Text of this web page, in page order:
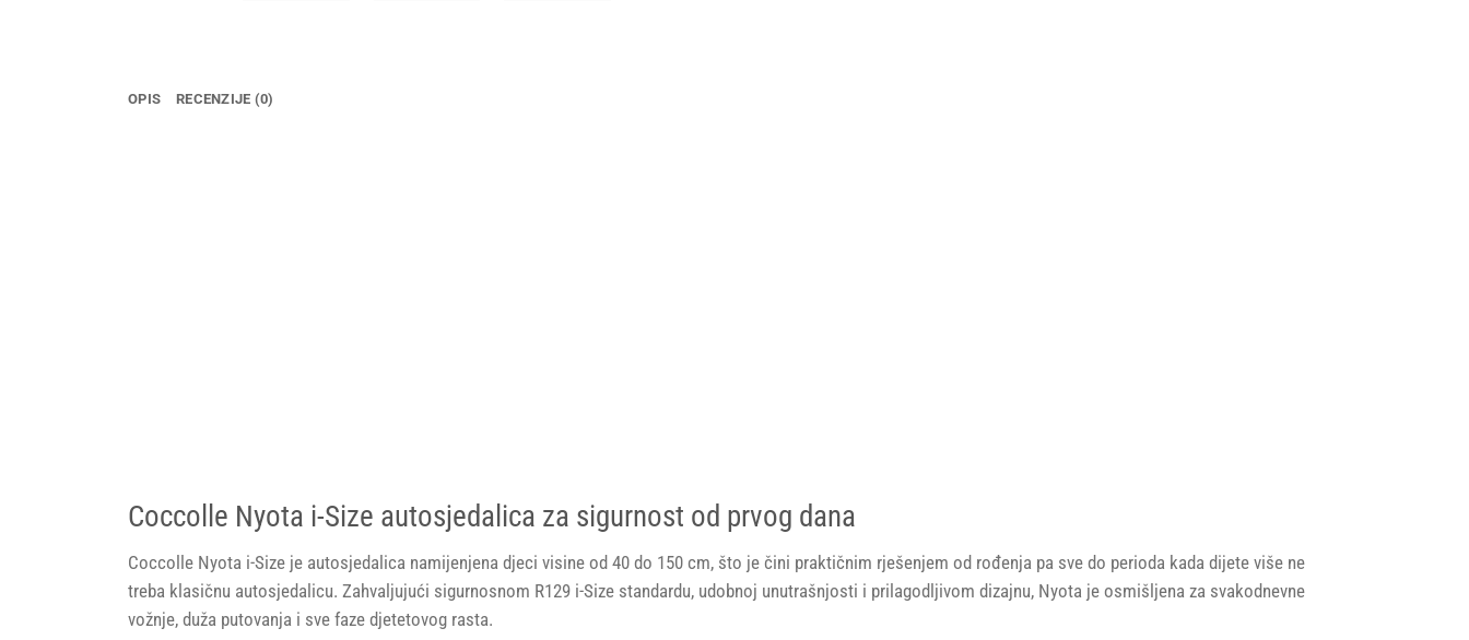
OPIS RECENZIJE (0)
Coccolle Nyota i-Size autosjedalica za sigurnost od prvog dana
Coccolle Nyota i-Size je autosjedalica namijenjena djeci visine od 40 do 150 cm, što je čini praktičnim rješenjem od rođenja pa sve do perioda kada dijete više ne
treba klasičnu autosjedalicu. Zahvaljujući sigurnosnom R129 i-Size standardu, udobnoj unutrašnjosti i prilagodljivom dizajnu, Nyota je osmišljena za svakodnevne
vožnje, duža putovanja i sve faze djetetovog rasta.